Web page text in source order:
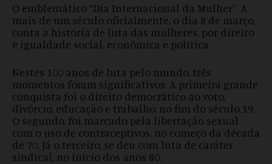
O emblemático “Dia Internacional da Mulher”. A
mais de um século oficialmente, o dia 8 de março,
conta a história de luta das mulheres, por direito
e igualdade social, econômica e política.
Nestes 100 anos de luta pelo mundo, três
momentos foram significativos. A primeira grande
conquista foi o direito democrático ao voto,
divórcio, educação e trabalho, no fim do século 19.
O segundo, foi marcado pela libertação sexual
com o uso de contraceptivos, no começo da década
de 70. Já o terceiro, se deu com luta de caráter
sindical, no início dos anos 80.